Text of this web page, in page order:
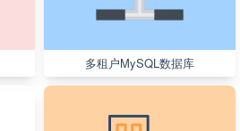
多租户MySQL数据库